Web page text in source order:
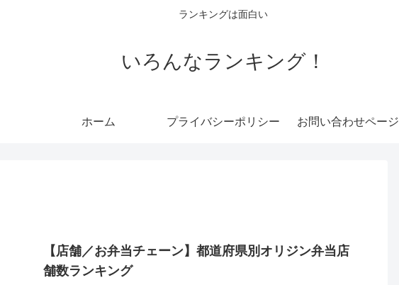
ランキングは面白い
いろんなランキング！
ホーム プライバシーポリシー お問い合わせページ
【店舗／お弁当チェーン】都道府県別オリジン弁当店
舗数ランキング